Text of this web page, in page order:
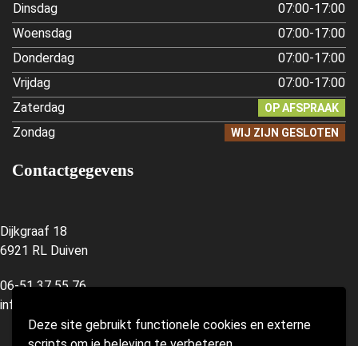
Deze site gebruikt functionele cookies en externe
Dinsdag
07:00-17:00
Woensdag
07:00-17:00
Donderdag
07:00-17:00
Vrijdag
07:00-17:00
Zaterdag
OP AFSPRAAK
Zondag WIJ ZIJN GESLOTEN
Contactgegevens
Dijkgraaf 18
6921 RL Duiven
06-51 37 55 76
info@forugreen.nl